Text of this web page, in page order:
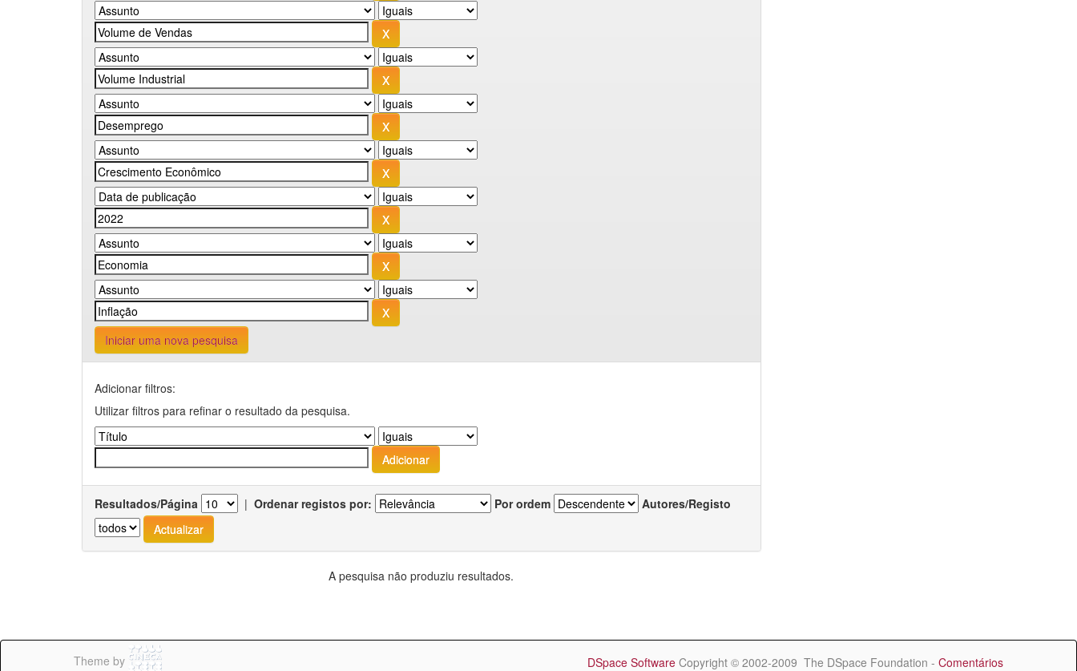
Iniciar uma nova pesquisa
Adicionar filtros:
Utilizar filtros para refinar o resultado da pesquisa.
Resultados/Página | Ordenar registos por: Por ordem Autores/Registo
A pesquisa não produziu resultados.
Theme by DSpace Software Copyright © 2002-2009 The DSpace Foundation - Comentários